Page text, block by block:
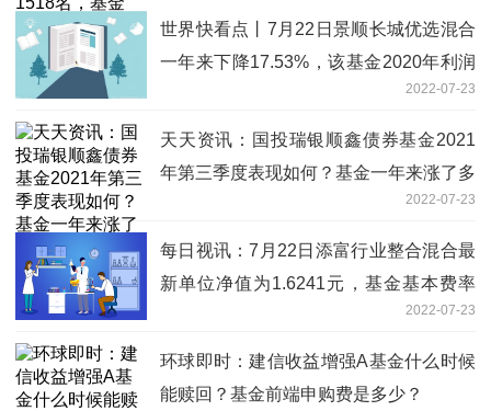
世界快看点丨7月22日景顺长城优选混合
一年来下降17.53%，该基金2020年利润
2022-07-23
天天资讯：国投瑞银顺鑫债券基金2021
年第三季度表现如何？基金一年来涨了多
2022-07-23
每日视讯：7月22日添富行业整合混合最
新单位净值为1.6241元，基金基本费率
2022-07-23
环球即时：建信收益增强A基金什么时候
能赎回？基金前端申购费是多少？